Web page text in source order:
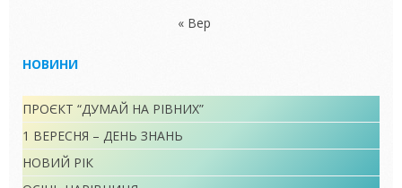
« Вер
НОВИНИ
ПРОЄКТ “ДУМАЙ НА РІВНИХ”
1 ВЕРЕСНЯ – ДЕНЬ ЗНАНЬ
НОВИЙ РІК